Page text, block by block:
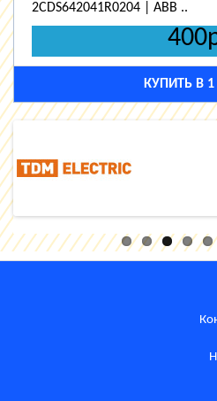
2CDS642041R0204 | ABB ..
КУПИТЬ В